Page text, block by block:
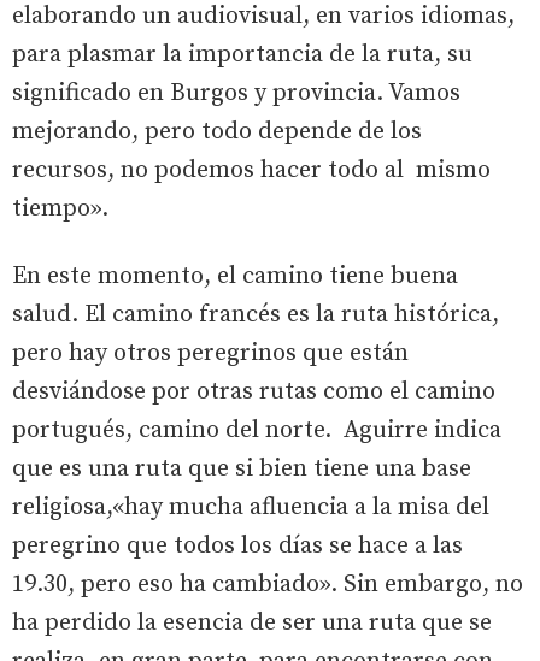
elaborando un audiovisual, en varios idiomas,
para plasmar la importancia de la ruta, su
significado en Burgos y provincia. Vamos
mejorando, pero todo depende de los
recursos, no podemos hacer todo al mismo
tiempo».
En este momento, el camino tiene buena
salud. El camino francés es la ruta histórica,
pero hay otros peregrinos que están
desviándose por otras rutas como el camino
portugués, camino del norte. Aguirre indica
que es una ruta que si bien tiene una base
religiosa,«hay mucha afluencia a la misa del
peregrino que todos los días se hace a las
19.30, pero eso ha cambiado». Sin embargo, no
ha perdido la esencia de ser una ruta que se